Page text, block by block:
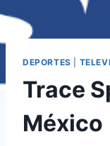
DEPORTES
Trace
México